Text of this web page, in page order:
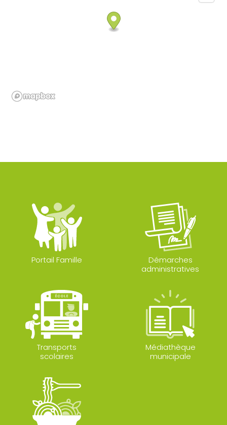
Portail Famille
Démarches
administratives
Transports
scolaires
Médiathèque
municipale